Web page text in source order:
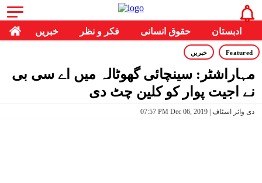
خبریں فکر و نظر حقوق انسانی ادبستان
Featured خبریں
مہاراشٹر: سینچائی گھوٹالہ میں اے سی بی
نے اجیت پوار کو کلین چٹ دی
07:57 PM Dec 06, 2019 | دی وائر اسٹاف